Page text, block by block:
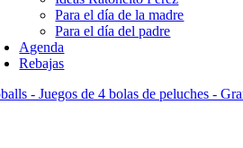
Para el día de la madre
Para el día del padre
Agenda
Rebajas
- Juegos de 4 bolas de peluches -